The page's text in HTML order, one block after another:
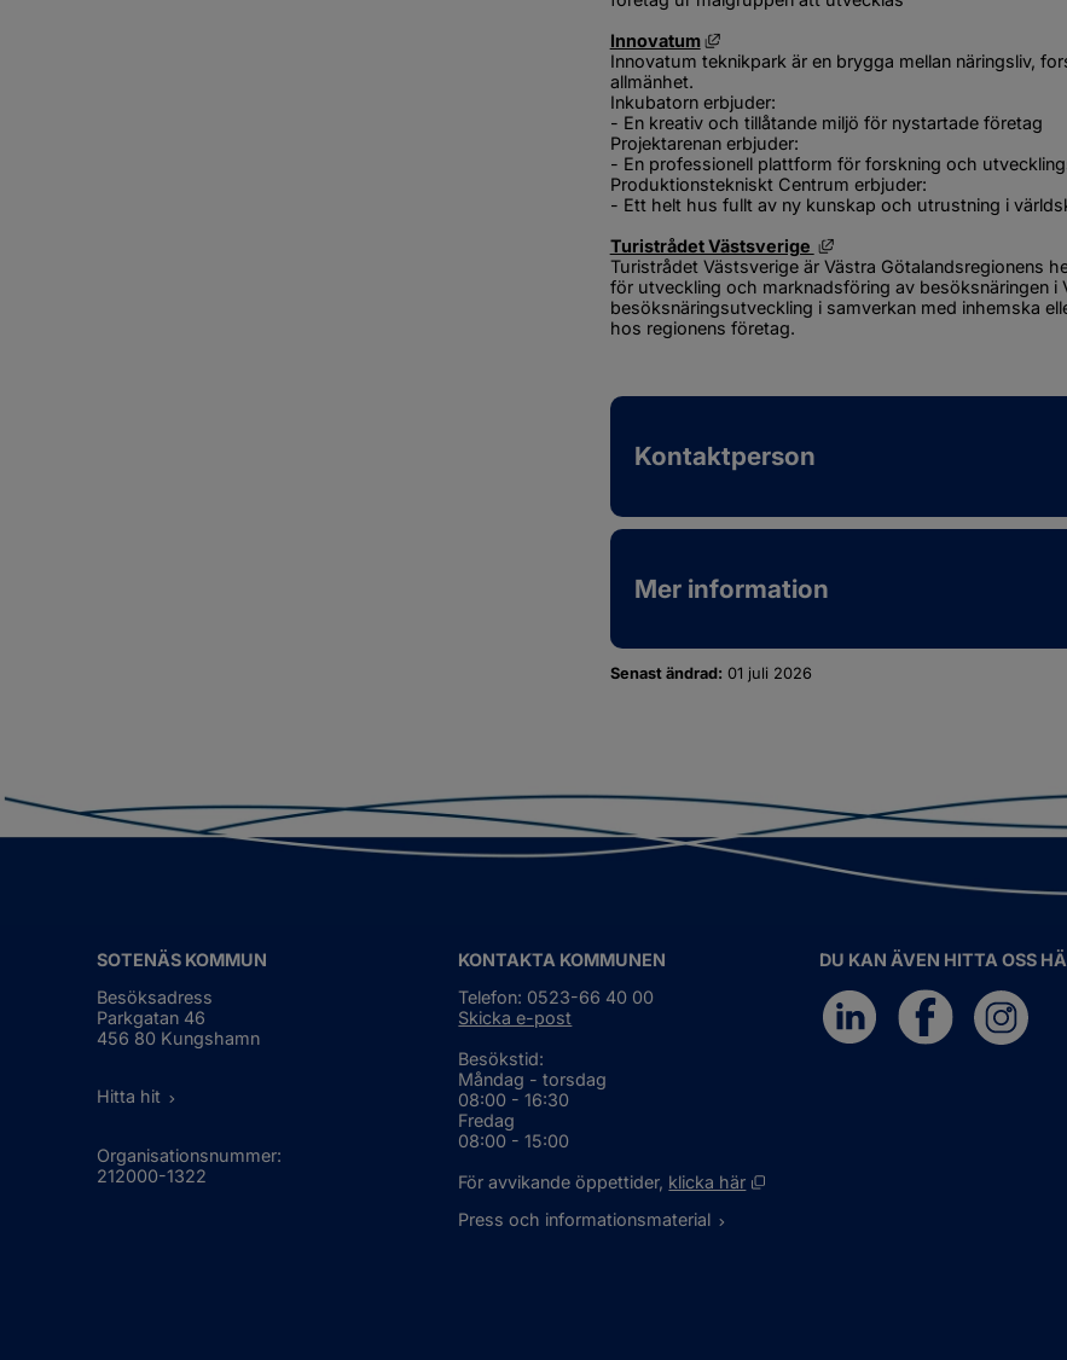
Innovatum
Länk till annan webbplats, öppnas i nytt
Innovatum teknikpark är en brygga mellan näringsliv,
allmänhet.
Inkubatorn erbjuder:
- En kreativ och tillåtande miljö för nystartade företag
Projektarenan erbjuder:
- En professionell plattform för forskning och
Produktionstekniskt Centrum erbjuder:
- Ett helt hus fullt av ny kunskap och utrustning i
Turistrådet Västsverige
Länk till annan webbplats,
Turistrådet Västsverige är Västra Götalandsregionens
för utveckling och marknadsföring av besöksnäringen i
besöksnäringsutveckling i samverkan med inhemska
hos regionens företag.
Kontaktperson
Mer information
Senast ändrad: 01 juli 2026
SOTENÄS KOMMUN
Besöksadress
Parkgatan 46
456 80 Kungshamn
Hitta hit
Organisationsnummer:
212000-1322
KONTAKTA KOMMUNEN
Telefon: 0523-66 40 00
Skicka e-post
Besökstid:
Måndag - torsdag
08:00 - 16:30
Fredag
08:00 - 15:00
För avvikande öppettider, klicka här
Öppnas i nytt fönster.
Press och informationsmaterial
DU KAN ÄVEN HITTA OSS